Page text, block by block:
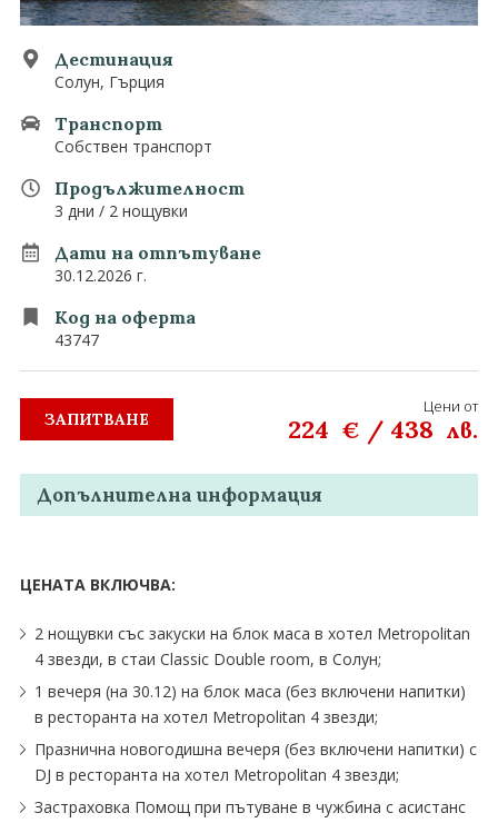
Екзотични
0882 907 335 Запитване
Последвайте ни
Дестинация
Солун, Гърция
Транспорт
Собствен транспорт
Продължителност
3 дни / 2 нощувки
Дати на отпътуване
30.12.2026 г.
Код на оферта
43747
ЗАПИТВАНЕ
Цени от
224 € / 438 лв.
Допълнителна информация
ЦЕНАТА ВКЛЮЧВА:
2 нощувки със закуски на блок маса в хотел Metropolitan
4 звезди, в стаи Classic Double room, в Солун;
1 вечеря (на 30.12) на блок маса (без включени напитки)
в ресторанта на хотел Metropolitan 4 звезди;
Празнична новогодишна вечеря (без включени напитки) с
DJ в ресторанта на хотел Metropolitan 4 звезди;
Застраховка Помощ при пътуване в чужбина с асистанс